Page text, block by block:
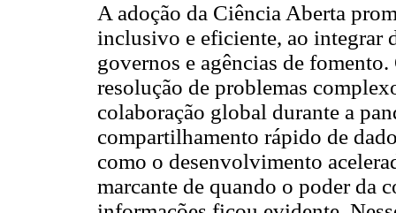
A adoção da Ciência Aberta
inclusivo e eficiente, ao integrar
governos e agências de
resolução de problemas
colaboração global durante a
compartilhamento rápido de
como o desenvolvimento
marcante de quando o poder da